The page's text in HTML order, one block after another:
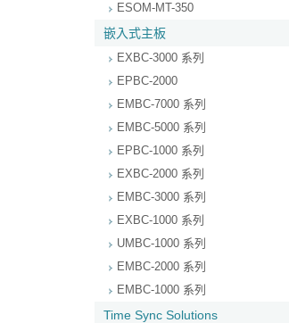
ESOM-MT-350
嵌入式主板
EXBC-3000 系列
EPBC-2000
EMBC-7000 系列
EMBC-5000 系列
EPBC-1000 系列
EXBC-2000 系列
EMBC-3000 系列
EXBC-1000 系列
UMBC-1000 系列
EMBC-2000 系列
EMBC-1000 系列
Time Sync Solutions